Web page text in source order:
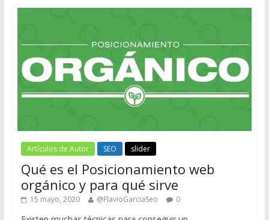
Artículos de Autor SEO slider
Qué es el Posicionamiento web
orgánico y para qué sirve
15 mayo, 2020 @FlavioGarciaSeo 0